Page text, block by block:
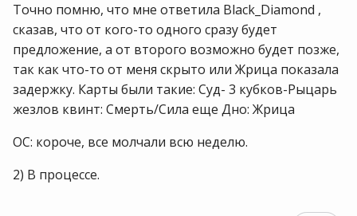
Точно помню, что мне ответила Black_Diamond ,
сказав, что от кого-то одного сразу будет
предложение, а от второго возможно будет позже,
так как что-то от меня скрыто или Жрица показала
задержку. Карты были такие: Суд- 3 кубков-Рыцарь
жезлов квинт: Смерть/Сила еще Дно: Жрица
ОС: короче, все молчали всю неделю.
2) В процессе.